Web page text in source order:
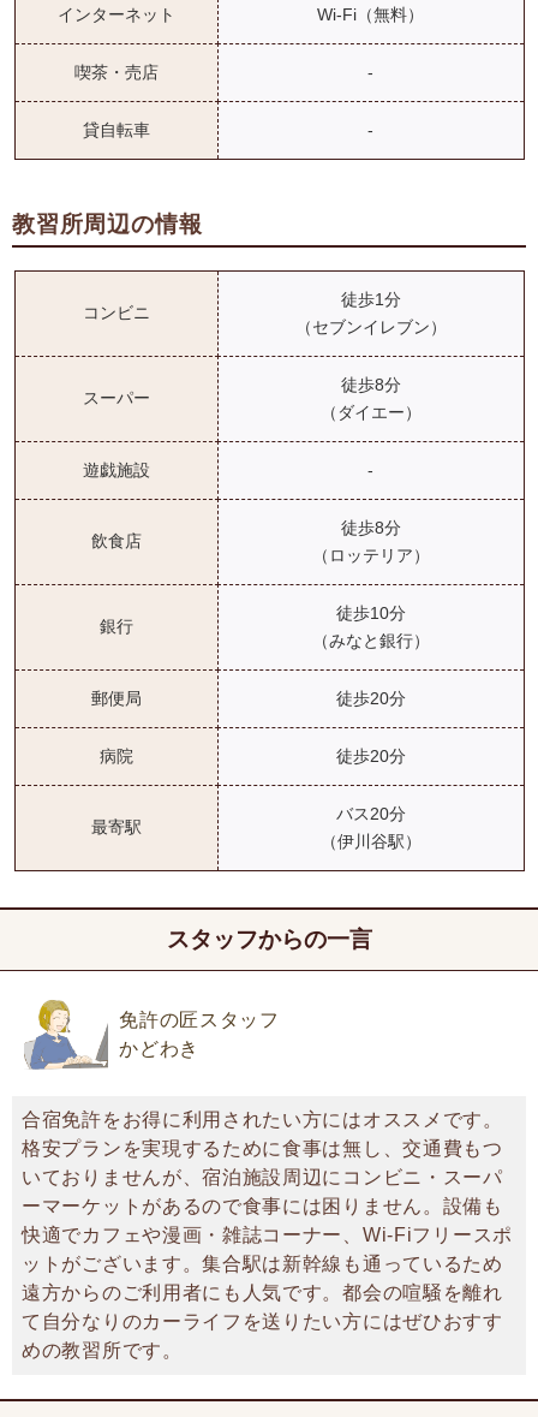
インターネット Wi-Fi（無料）
喫茶・売店 -
貸自転車 -
教習所周辺の情報
コンビニ
徒歩1分
（セブンイレブン）
スーパー
徒歩8分
（ダイエー）
遊戯施設 -
飲食店
徒歩8分
（ロッテリア）
銀行
徒歩10分
（みなと銀行）
郵便局 徒歩20分
病院 徒歩20分
最寄駅
バス20分
（伊川谷駅）
スタッフからの一言
免許の匠スタッフ
かどわき
合宿免許をお得に利用されたい方にはオススメです。
格安プランを実現するために食事は無し、交通費もつ
いておりませんが、宿泊施設周辺にコンビニ・スーパ
ーマーケットがあるので食事には困りません。設備も
快適でカフェや漫画・雑誌コーナー、Wi-Fiフリースポ
ットがございます。集合駅は新幹線も通っているため
遠方からのご利用者にも人気です。都会の喧騒を離れ
て自分なりのカーライフを送りたい方にはぜひおすす
めの教習所です。